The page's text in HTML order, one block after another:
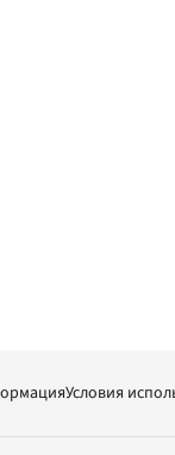
Условия